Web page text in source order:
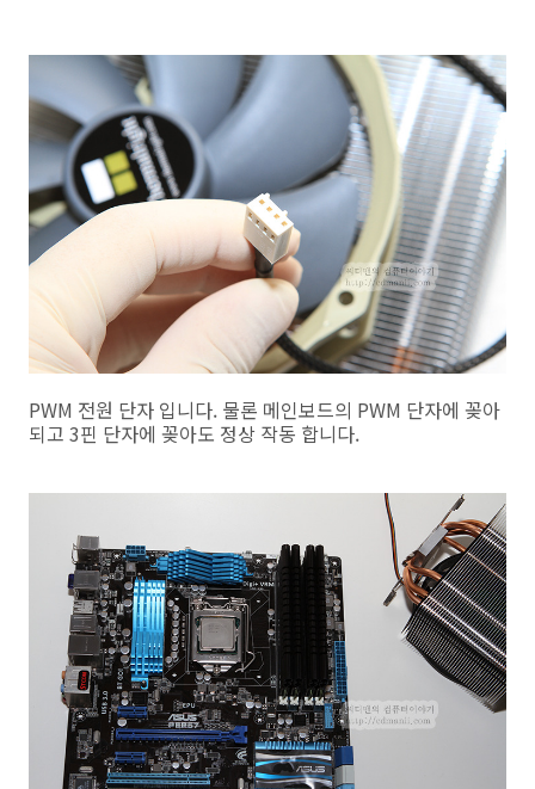
PWM 전원 단자 입니다. 물론 메인보드의 PWM 단자에 꽂아
되고 3핀 단자에 꽂아도 정상 작동 합니다.